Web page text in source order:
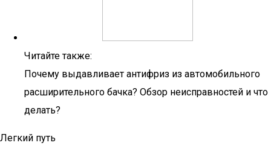
Читайте также:
Почему выдавливает антифриз из автомобильного
расширительного бачка? Обзор неисправностей и что
делать?
Легкий путь